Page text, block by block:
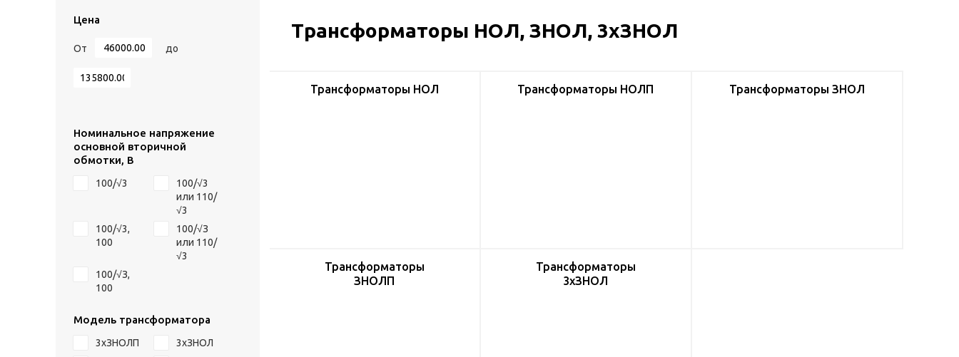
Цена
От до
Номинальное напряжение
основной вторичной
обмотки, В
100/√3
100/√3
или 110/
√3
100/√3,
100
100/√З
или 110/
√3
100/√З,
100
Модель трансформатора
3xЗНОЛП
3хЗНОЛ
Трансформаторы НОЛ, ЗНОЛ, 3хЗНОЛ
Трансформаторы НОЛ Трансформаторы НОЛП Трансформаторы ЗНОЛ
Трансформаторы
ЗНОЛП
Трансформаторы
3хЗНОЛ